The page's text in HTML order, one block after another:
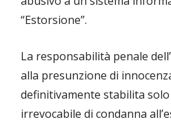
“Estorsione”.
La responsabilità penale
alla presunzione di
definitivamente stabilita
irrevocabile di condanna